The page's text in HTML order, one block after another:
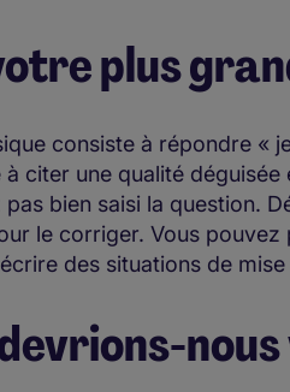
plus
consiste à répondre «
citer une qualité
pas bien saisi la question.
le corriger. Vous
des situations de